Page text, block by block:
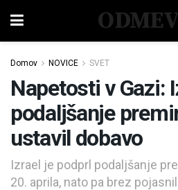
Domov NOVICE SVET
Napetosti v Gazi:
podaljšanje
ustavil dobavo
Izrael je podprl podaljšanje
20. aprila, nato pa brez